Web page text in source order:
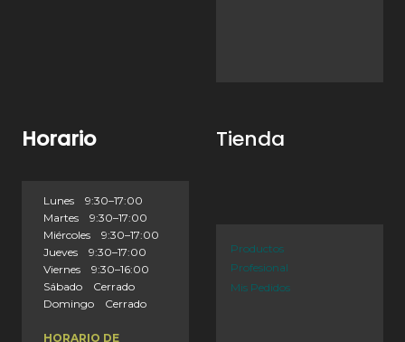
Horario
Lunes 9:30–17:00
Martes 9:30–17:00
Miércoles 9:30–17:00
Jueves 9:30–17:00
Viernes 9:30–16:00
Sábado Cerrado
Domingo Cerrado
HORARIO DE
Tienda
Productos
Profesional
Mis Pedidos